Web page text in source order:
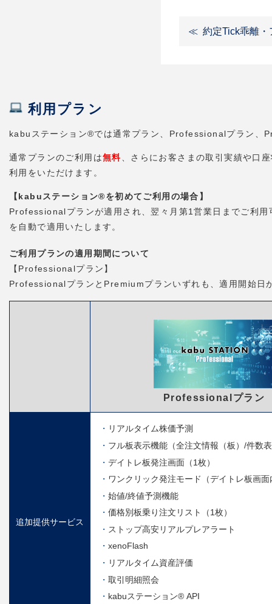
約定Tick乖離・
利用プラン
kabuステーション®では通常プラン、Professionalプラン、
通常プランのご利用は無料、さらにお客さまの取引実績や口
利用をいただけます。
【kabuステーション®を初めてご利用の場合】
Professionalプランが適用され、翌々月第1営業日までご利
を自動で適用いたします。
ご利用プランの適用期間について
【Professionalプラン】
ProfessionalプランとPremiumプランいずれも、適用開始日
Professionalプラン
追加提供サービス
リアルタイム株価予測
フル板表示機能（全注文情報（板）/件数
デイトレ板発注画面（1枚）
ワンクリック発注モード（デイトレ板画面
始値/終値予測機能
価格別板乗り注文リスト（1枚）
ストップ高安リアルプレアラート
xenoFlash
リアルタイム資産評価
取引明細照会
kabuステーション® API